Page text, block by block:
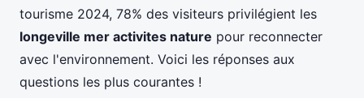
tourisme 2024, 78% des visiteurs privilégient les
longeville mer activites nature pour reconnecter
avec l'environnement. Voici les réponses aux
questions les plus courantes !